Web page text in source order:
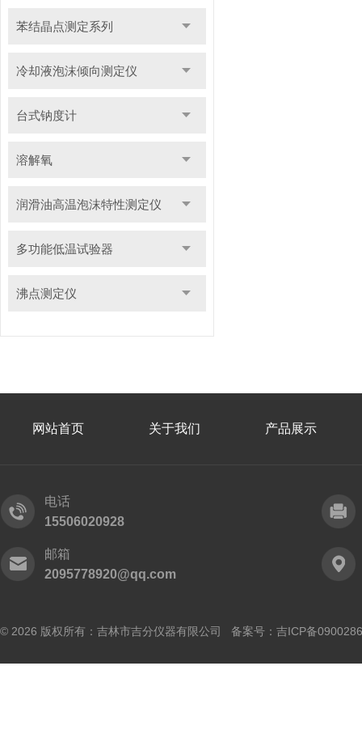
苯结晶点测定系列
冷却液泡沫倾向测定仪
台式钠度计
溶解氧
润滑油高温泡沫特性测定仪
多功能低温试验器
沸点测定仪
网站首页 关于我们 产品展示
电话
15506020928
邮箱
2095778920@qq.com
© 2026 版权所有：吉林市吉分仪器有限公司 备案号： 吉ICP备